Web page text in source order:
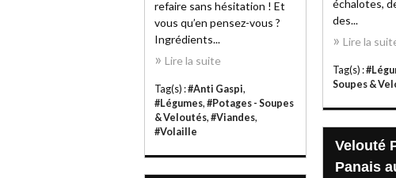
refaire sans hésitation ! Et
vous qu’en pensez-vous ?
Ingrédients...
Lire la suite
Tag(s) :#Anti Gaspi,
#Légumes, #Potages - Soupes
& Veloutés, #Viandes,
#Volaille
échalotes,
des...
Lire la
Tag(s) :
Soupes &
Velouté
Panais